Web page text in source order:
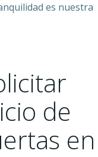
es nuestra
de
en